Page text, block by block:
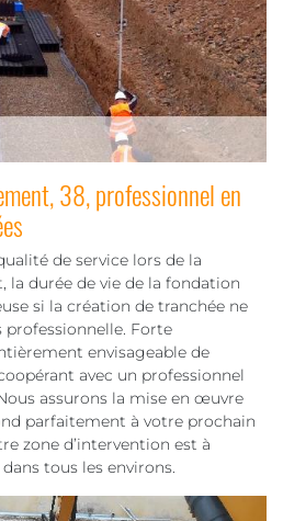
38, professionnel en
de service lors de la
la durée de vie de la fondation
si la création de tranchée ne
professionnelle. Forte
envisageable de
avec un professionnel
assurons la mise en œuvre
parfaitement à votre prochain
zone d’intervention est à
tous les environs.